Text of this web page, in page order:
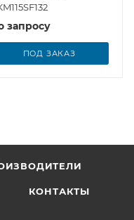
запросу
ПОД ЗАКАЗ
КОНТАКТЫ